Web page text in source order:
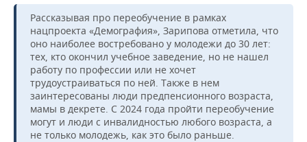
Рассказывая про переобучение в рамках
нацпроекта «Демография», Зарипова отметила, что
оно наиболее востребовано у молодежи до 30 лет:
тех, кто окончил учебное заведение, но не нашел
работу по профессии или не хочет
трудоустраиваться по ней. Также в нем
заинтересованы люди предпенсионного возраста,
мамы в декрете. С 2024 года пройти переобучение
могут и люди с инвалидностью любого возраста, а
не только молодежь, как это было раньше.